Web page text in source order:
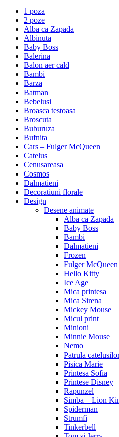
1 poza
2 poze
Alba ca Zapada
Albinuta
Baby Boss
Balerina
Balon aer cald
Bambi
Barza
Batman
Bebelusi
Broasca testoasa
Broscuta
Buburuza
Bufnita
Cars – Fulger McQueen
Catelus
Cenusareasa
Cosmos
Dalmatieni
Decoratiuni florale
Design
Desene animate
Alba ca Zapada
Baby Boss
Bambi
Dalmatieni
Frozen
Fulger
Hello Kitty
Ice Age
Mica printesa
Mica Sirena
Mickey Mouse
Micul print
Minioni
Minnie Mouse
Nemo
Patrula
Pisica Marie
Printesa Sofia
Printese Disney
Rapunzel
Simba – Lion
Spiderman
Strumfi
Tinkerbell